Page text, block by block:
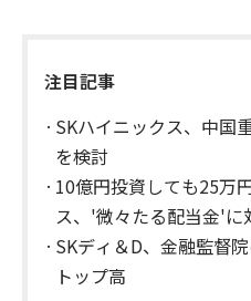
注目記事
SKハイニックス、中国
を検討
10億円投資しても25万
ス、'微々たる配当金'に
SKディ＆D、金融監督
トップ高